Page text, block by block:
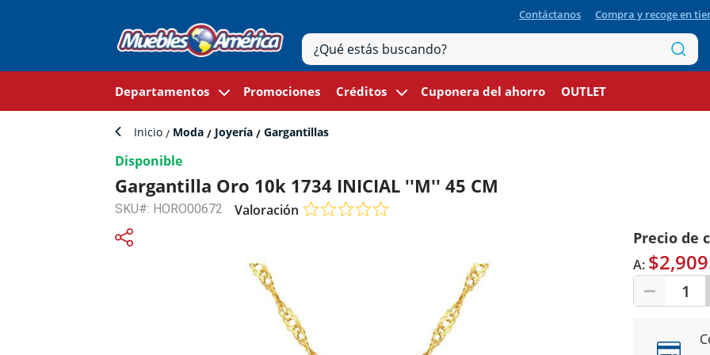
Contáctanos Compra y recoge en
Departamentos Promociones Créditos Cuponera del ahorro OUTLET
Inicio Moda Joyería Gargantillas
Disponible
Gargantilla Oro 10k 1734 INICIAL ''M'' 45 CM
SKU#: HORO00672 Valoración
Precio de
A:
1